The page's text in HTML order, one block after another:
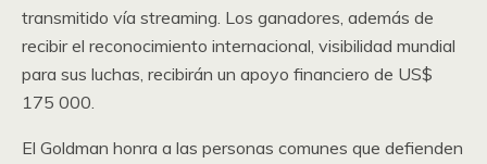
transmitido vía streaming. Los ganadores, además de
recibir el reconocimiento internacional, visibilidad mundial
para sus luchas, recibirán un apoyo financiero de US$
175 000.
El Goldman honra a las personas comunes que defienden